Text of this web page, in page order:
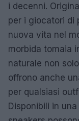
i decenni.
per i giocatori di
nuova vita nel
morbida tomaia
naturale non
offrono anche
per qualsiasi
Disponibili in